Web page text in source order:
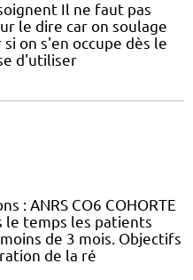
Il ne faut pas
le dire car on soulage
on s'en occupe dès le
d'utiliser
: ANRS CO6 COHORTE
le temps les patients
de 3 mois. Objectifs
de la ré